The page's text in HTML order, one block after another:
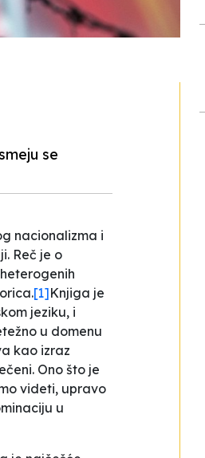
se
nacionalizma i
Reč je o
.[1]Knjiga je
jeziku, i
u domenu
kao izraz
Ono što je
videti, upravo
u